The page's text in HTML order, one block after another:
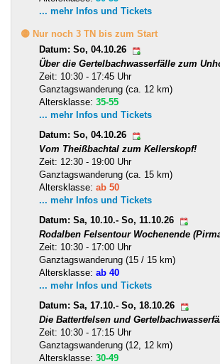
... mehr Infos und Tickets
🟡 Nur noch 3 TN bis zum Start
Datum: So, 04.10.26
Über die Gertelbachwasserfälle zum
Zeit: 10:30 - 17:45 Uhr
Ganztagswanderung (ca. 12 km)
Altersklasse: 35-55
... mehr Infos und Tickets
Datum: So, 04.10.26
Vom Theißbachtal zum Kellerskopf!
Zeit: 12:30 - 19:00 Uhr
Ganztagswanderung (ca. 15 km)
Altersklasse: ab 50
... mehr Infos und Tickets
Datum: Sa, 10.10.- So, 11.10.26
Rodalben Felsentour Wochenende
Zeit: 10:30 - 17:00 Uhr
Ganztagswanderung (15 / 15 km)
Altersklasse: ab 40
... mehr Infos und Tickets
Datum: Sa, 17.10.- So, 18.10.26
Die Battertfelsen und
Zeit: 10:30 - 17:15 Uhr
Ganztagswanderung (12, 12 km)
Altersklasse: 30-49